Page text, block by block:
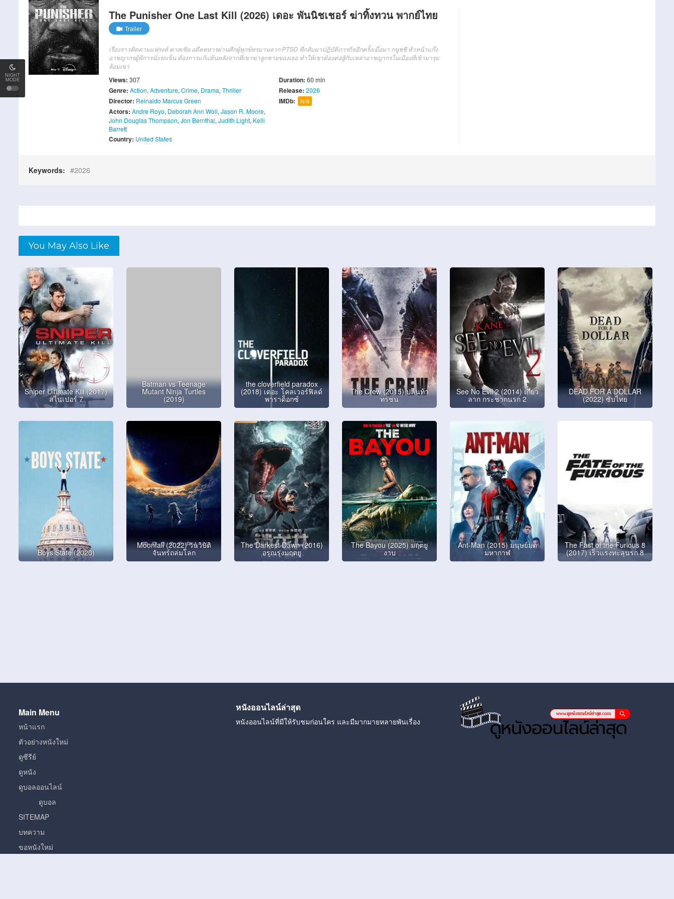
NIGHT
MODE
The Punisher One Last Kill (2026) เดอะ พันนิชเชอร์ ฆ่าทิ้งทวน พากย์ไทย
Trailer
เรื่องราวติดตามแฟรงค์ คาสเซิล อดีตทหารผ่านศึกผู้ทุกข์ทรมานจาก PTSD ที่กลับมาปฏิบัติภารกิจอีกครั้งเมื่อมา กนูชชี หัวหน้าแก๊ง
อาชญากรผู้พิการนั่งรถเข็น ต้องการแก้แค้นหลังจากที่เขาฆ่าลูกชายของเธอ ทำให้เขาต้องต่อสู้กับเหล่าอาชญากรในเมืองที่เข้ามารุม
ล้อมเขา
Views: 307
Genre: Action, Adventure, Crime, Drama, Thriller
Director: Reinaldo Marcus Green
Actors: Andre Royo, Deborah Ann Woll, Jason R. Moore,
John Douglas Thompson, Jon Bernthal, Judith Light, Kelli
Barrett
Country: United States
Duration: 60 min
Release:2026
IMDb: N/A
Keywords: 2026
You May Also Like
Sniper Ultimate Kill (2017)
สไนเปอร์ 7
Batman vs Teenage
Mutant Ninja Turtles
(2019)
the cloverfield paradox
(2018) เดอะ โคลเวอร์ฟิลด์
พาราด็อกซ์
The Crew (2015) ปล้นท้า
ทรชน
See No Evil 2 (2014) เกี่ยว
ลาก กระชากนรก 2
DEAD FOR A DOLLAR
(2022) ซับไทย
Boys State (2020)
Moonfall (2022) วันวิบัติ
จันทร์ถล่มโลก
The Darkest Dawn (2016)
อรุณรุ่งมฤตยู
The Bayou (2025) มฤตยู
งาบ
Ant-Man (2015) มนุษย์มด
มหากาฬ
The Fast of the Furious 8
(2017) เร็วแรงทะลุนรก 8
Main Menu
หน้าแรก
ตัวอย่างหนังใหม่
ดูซีรีย์
ดูหนัง
ดูบอลออนไลน์
ดูบอล
SITEMAP
บทความ
ขอหนังใหม่
หนังออนไลน์ล่าสุด
หนังออนไลน์ที่มีให้รับชมก่อนใคร และมีมากมายหลายพันเรื่อง